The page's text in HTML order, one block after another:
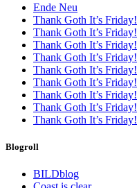
Ende Neu
Thank Goth It’s Friday!
Thank Goth It’s Friday!
Thank Goth It’s Friday!
Thank Goth It’s Friday!
Thank Goth It’s Friday!
Thank Goth It’s Friday!
Thank Goth It’s Friday!
Thank Goth It’s Friday!
Thank Goth It’s Friday!
Blogroll
BILDblog